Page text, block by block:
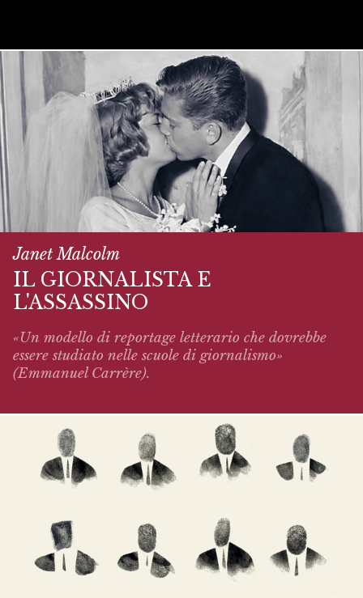
Janet Malcolm
IL GIORNALISTA E
L'ASSASSINO
«Un modello di reportage letterario che dovrebbe
essere studiato nelle scuole di giornalismo»
(Emmanuel Carrère).